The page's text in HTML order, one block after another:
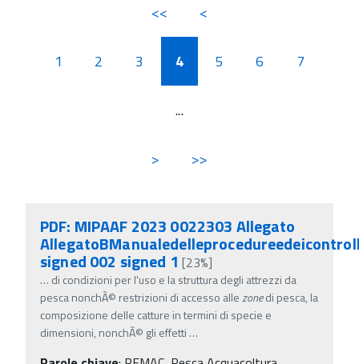
<< <
1 2 3 4 5 6 7
...
> >>
PDF: MIPAAF 2023 0022303 Allegato
signed 002 signed 1 [23%]
… di condizioni per l'uso e la struttura degli attrezzi da
pesca nonchÃ© restrizioni di accesso allezonedi pesca, la
composizione delle catture in termini di specie e
dimensioni, nonchÃ© gli effetti …